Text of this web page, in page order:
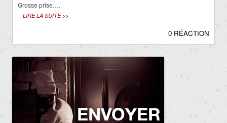
Grosse prise….
LIRE LA SUITE >>
0 RÉACTION